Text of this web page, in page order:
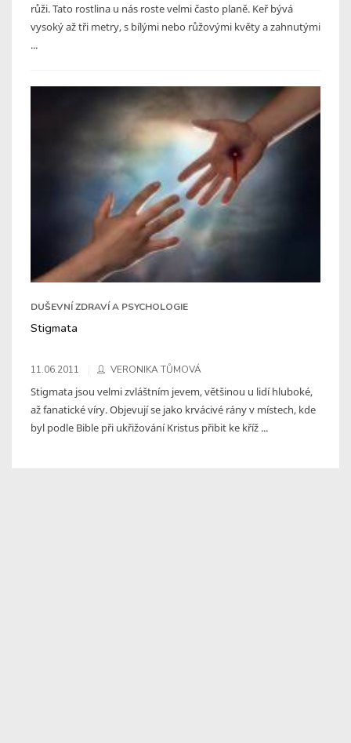
růži. Tato rostlina u nás roste velmi často planě. Keř bývá
vysoký až tři metry, s bílými nebo růžovými květy a zahnutými
...
DUŠEVNÍ ZDRAVÍ A PSYCHOLOGIE
Stigmata
11.06.2011 VERONIKA TŮMOVÁ
Stigmata jsou velmi zvláštním jevem, většinou u lidí hluboké,
až fanatické víry. Objevují se jako krvácivé rány v místech, kde
byl podle Bible při ukřižování Kristus přibit ke kříž ...